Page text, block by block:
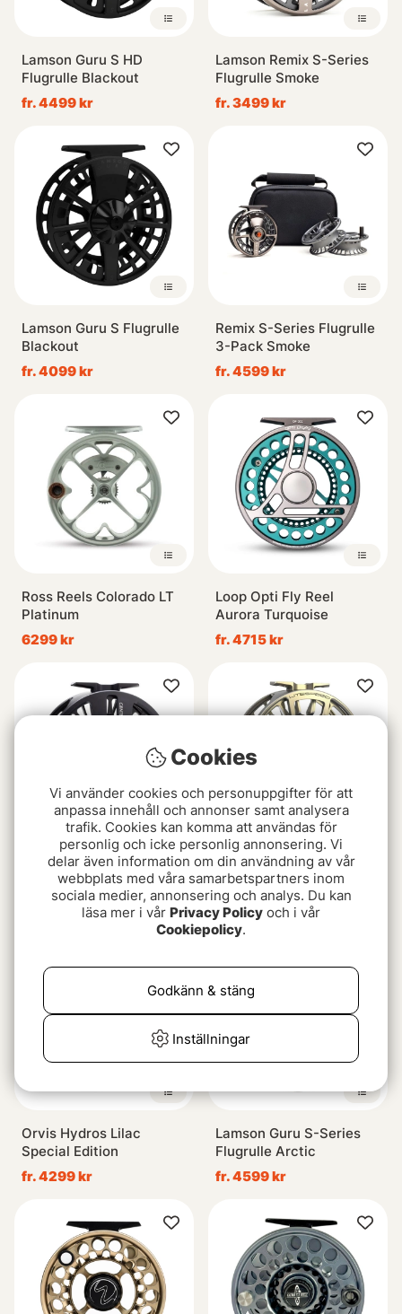
Lamson Guru S HD
Flugrulle Blackout
fr. 4499 kr
Lamson Remix S-Series
Flugrulle Smoke
fr. 3499 kr
Lamson Guru S Flugrulle
Blackout
fr. 4099 kr
Remix S-Series Flugrulle
3-Pack Smoke
fr. 4599 kr
Ross Reels Colorado LT
Platinum
6299 kr
Loop Opti Fly Reel
Aurora Turquoise
fr. 4715 kr
Lamson Centerfire HD
Flugrulle Eclipse
fr. 7199 kr
Lamson Litespeed M
Flugrulle Riviera
fr. 9499 kr
Orvis Hydros Lilac
Special Edition
fr. 4299 kr
Lamson Guru S-Series
Flugrulle Arctic
fr. 4599 kr
Cookies
Vi använder cookies och personuppgifter för att
anpassa innehåll och annonser samt analysera
trafik. Cookies kan komma att användas för
personlig och icke personlig annonsering. Vi
delar även information om din användning av vår
webbplats med våra samarbetspartners inom
sociala medier, annonsering och analys. Du kan
läsa mer i vår Privacy Policy och i vår
Cookiepolicy.
Inställningar
Godkänn & stäng